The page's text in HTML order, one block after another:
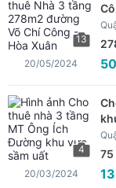
13
20/05/2024
4 75
20/03/2024